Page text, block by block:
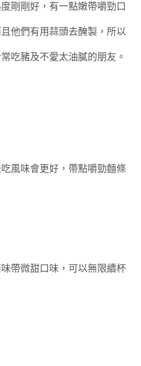
剛剛好，有一點嫩帶嚼勁口
他們有用蒜頭去醃製，所以
吃豬及不愛太油膩的朋友。
風味會更好，帶點嚼勁麵條
帶微甜口味，可以無限續杯